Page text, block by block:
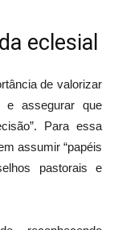
eclesial
de valorizar
assegurar que
Para essa
assumir “papéis
pastorais e